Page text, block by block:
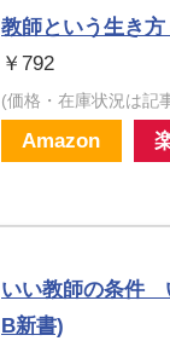
教師という生き
￥792
(価格・在庫状況は記
Amazon
いい教師の条件
B新書)